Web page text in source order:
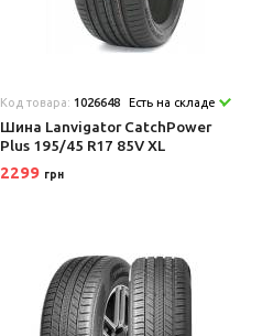
Код товара: 1026648 Есть на складе
Шина Lanvigator CatchPower
Plus 195/45 R17 85V XL
2299 грн